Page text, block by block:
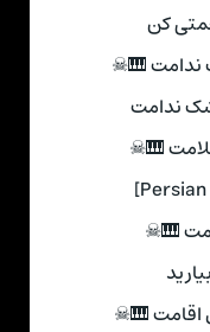
کن
ندامت 🎹☠
ندامت
🎹☠
🎹☠
🎹☠